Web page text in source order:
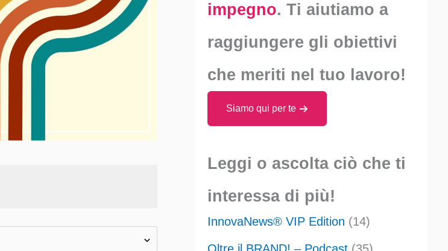
impegno. Ti aiutiamo a
raggiungere gli obiettivi
che meriti nel tuo lavoro!
Siamo qui per te
Leggi o ascolta ciò che ti
interessa di più!
InnovaNews® VIP Edition (14)